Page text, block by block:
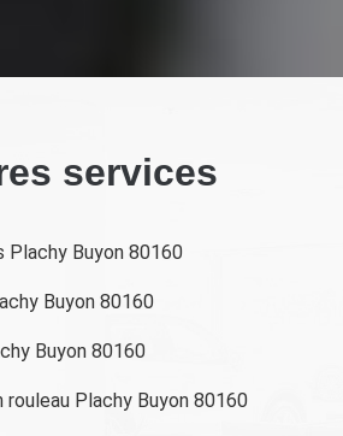
services
Plachy Buyon 80160
Buyon 80160
Buyon 80160
rouleau Plachy Buyon 80160